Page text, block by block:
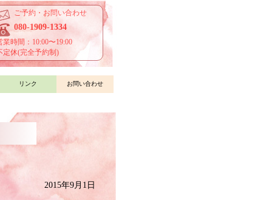
ご予約・お問い合わせ
080-1909-1334
業時間：10:00〜19:00
定休(完全予約制)
リンク お問い合わせ
2015年9月1日